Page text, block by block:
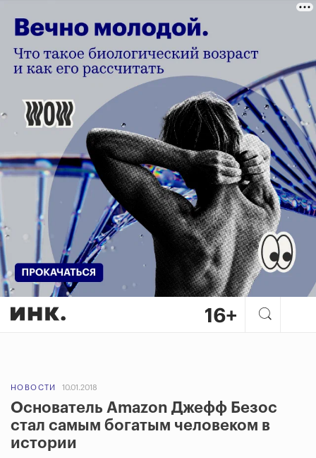
НОВОСТИ 10.01.2018
Основатель Amazon Джефф Безос
стал самым богатым человеком в
истории